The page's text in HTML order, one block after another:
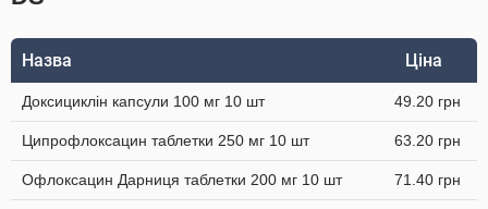
Назва Ціна
Доксициклін капсули 100 мг 10 шт 49.20 грн
Ципрофлоксацин таблетки 250 мг 10 шт 63.20 грн
Офлоксацин Дарниця таблетки 200 мг 10 шт 71.40 грн